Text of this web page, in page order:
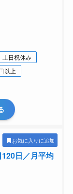
土日祝休み
以上
お気に入りに追加
120日／月平均